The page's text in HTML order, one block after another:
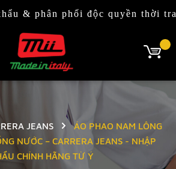
phối độc quyền thời trang &
JEANS
ÁO PHAO NAM LÔNG
NƯỚC – CARRERA JEANS - NHẬP
CHÍNH HÃNG TỪ Ý